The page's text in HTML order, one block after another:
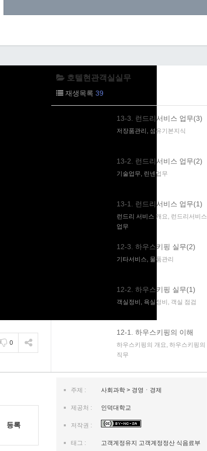
0
호텔현관객실실무
재생목록 39
13-3. 런드리서비스 업무(3)
저장품관리, 섬유기본지식
13-2. 런드리서비스 업무(2)
기술업무, 린넨업무
13-1. 런드리서비스 업무(1)
런드리 서비스 개요, 런드리서비스
업무
12-3. 하우스키핑 실무(2)
기타서비스, 물품관리
12-2. 하우스키핑 실무(1)
객실정비, 욕실정비, 객실 점검
12-1. 하우스키핑의 이해
하우스키핑의 개요, 하우스키핑의
직무
11-3. 유니폼서비스 실무(2)
벨맨 업무(수화물 보관 서비스, 기
규칙, 체크인과 체크아웃 서비스)
등록
주제 : 사회과학 > 경영ㆍ경제
제공처 : 인덕대학교
저작권 :
태그 : 고객계정유지 고객계정정산 식음료부